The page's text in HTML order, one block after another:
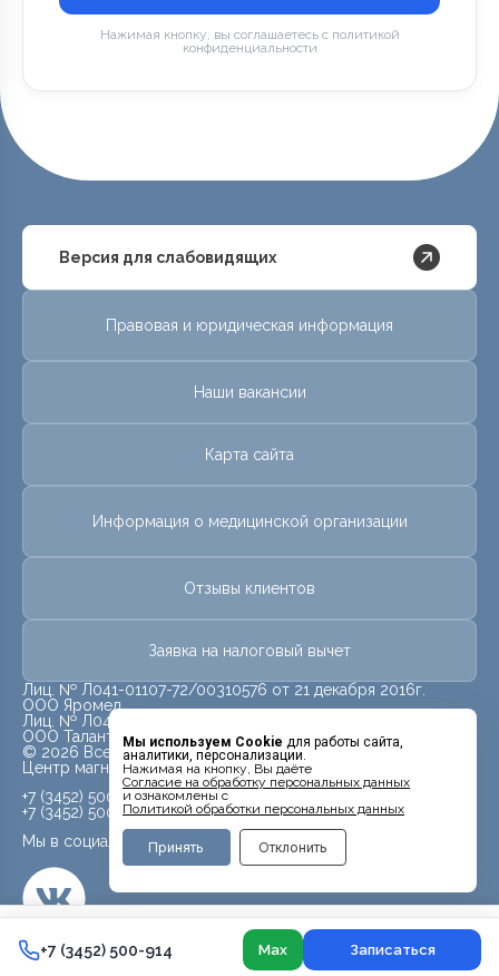
Услуги Врачи Записаться в Max Контакты
Мы используем Cookie для работы сайта,
аналитики, персонализации.
Нажимая на кнопку, Вы даёте
Cогласие на обработку персональных данных
и ознакомлены с
Политикой обработки персональных данных
Принять Отклонить
5 500 ₽ +7 (3452) 500-914
Нажимая кнопку, вы соглашаетесь с политикой
конфиденциальности
Версия для слабовидящих
Правовая и юридическая информация
Наши вакансии
Карта сайта
Информация о медицинской организации
Отзывы клиентов
Заявка на налоговый вычет
Лиц. № Л041-01107-72/00310576 от 21 декабря 2016г.
ООО Яромед
Лиц. № Л041-01107-72/00623073 от 31 октября 2022г.
ООО Талант
© 2026 Все права защищены.
Центр магнитно-резонансной томографии «МРТ Лидер»
Мы в социальных сетях
+7 (3452) 500-914
+7 (3452) 500-944
+7 (3452) 500-914 Max Записаться